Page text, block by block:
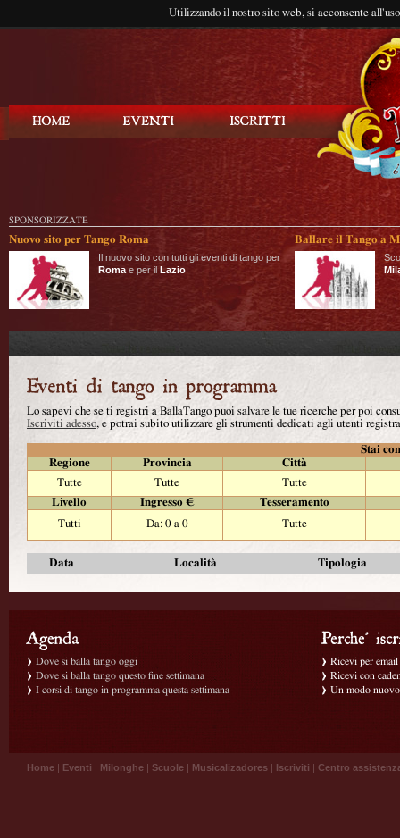
Utilizzando il nostro sito web, si acconsente
SPONSORIZZATE
Nuovo sito per Tango Roma
Il nuovo sito con tutti gli eventi di tango per
Roma e per il Lazio
Ballare il Tango a
Lo sapevi che se ti registri a BallaTango puoi salvare le tue ricerche per poi
Iscriviti adesso, e potrai subito utilizzare gli strumenti dedicati agli utenti
Stai
Regione
Provincia
Città
Tutte
Tutte
Tutte
Livello
Ingresso €
Tesseramento
Tutti
Da: 0 a 0 Tutte
Data Località Tipologia
Dove si balla tango oggi
Dove si balla tango questo fine settimana
I corsi di tango in programma questa settimana
Ricevi per
Ricevi con
Un modo
Home | Eventi | Milonghe | Scuole | Musicalizadores | Iscriviti | Centro